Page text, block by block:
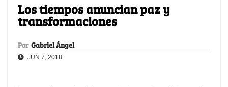
Los tiempos anuncian paz y
transformaciones
Por Gabriel Ángel
JUN 7, 2018